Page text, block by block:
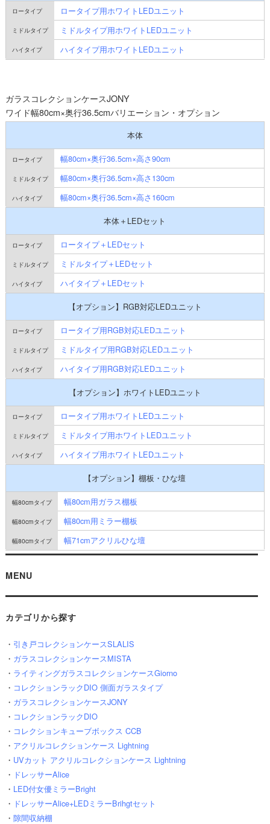
ロータイプ用ホワイトLEDユニット
ミドルタイプ用ホワイトLEDユニット
ハイタイプ用ホワイトLEDユニット
ガラスコレクションケースJONY
ワイド幅80cm×奥行36.5cmバリエーション・オプション
本体
幅80cm×奥行36.5cm×高さ90cm
幅80cm×奥行36.5cm×高さ130cm
幅80cm×奥行36.5cm×高さ160cm
本体＋LEDセット
ロータイプ＋LEDセット
ミドルタイプ＋LEDセット
ハイタイプ＋LEDセット
【オプション】RGB対応LEDユニット
ロータイプ用RGB対応LEDユニット
ミドルタイプ用RGB対応LEDユニット
ハイタイプ用RGB対応LEDユニット
【オプション】ホワイトLEDユニット
ロータイプ用ホワイトLEDユニット
ミドルタイプ用ホワイトLEDユニット
ハイタイプ用ホワイトLEDユニット
【オプション】棚板・ひな壇
幅80cm用ガラス棚板
幅80cm用ミラー棚板
幅71cmアクリルひな壇
MENU
カテゴリから探す
・ 引き戸コレクションケースSLALIS
・ ガラスコレクションケースMISTA
・ ライティングガラスコレクションケースGiorno
・ コレクションラックDIO 側面ガラスタイプ
・ ガラスコレクションケースJONY
・ コレクションラックDIO
・ コレクションキューブボックス CCB
・ アクリルコレクションケース Lightning
・ UVカット アクリルコレクションケース Lightning
・ ドレッサーAlice
・ LED付女優ミラーBright
・ ドレッサーAlice+LEDミラーBrihgtセット
・ 隙間収納棚